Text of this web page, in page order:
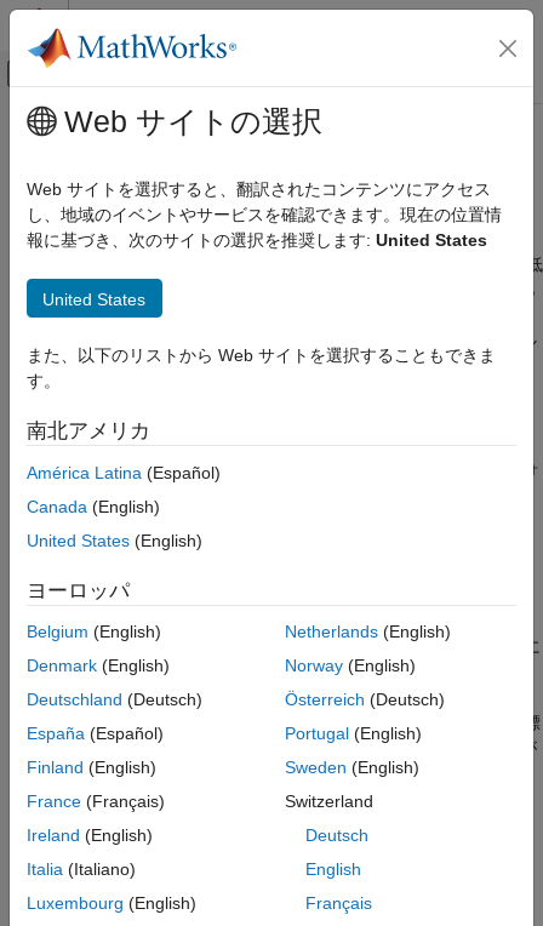
コンテンツへスキップ
オフキャンバス ナビゲーション メ
ドキュメンテーションのホーム
データのインポートと解析
データのインポートとエクスポート
カテゴリ
TCP/IP 通信
Bluetooth 通信
Bluetooth Low Energy での通信
ハードウェア ボードとキット
カメラとモバイル検出
ドローン
メインコンテンツ
Bluetooth Low Energy での通信
Bluetooth ®Low Energy 周辺デバイスからの読み取りと、そこへ
の書き込み
Bluetooth Low Energy (旧名 Bluetooth Smart) は、Bluetooth を低
電力の周辺デバイスで使用する無線通信プロトコルです。これら
の周辺デバイスには、フィットネス トラッカー、ヘルス モニタ
ー、およびスマートウォッチや無線ヘッドホンなどのパーソナル
電子機器が含まれます。Bluetooth Low Energy 通信のサポート
は、MATLAB
す。
Bluetooth Low Energy インターフェイスは、以下のプラットフォ
macOS10.13 High Sierra 以降
Windows
Bluetooth Low Energy をサポートする周辺デバイスに接続するに
は、コンピューターに内蔵または外付けの Bluetooth 4.0 アダプ
ターが備わっている必要があります。デバイスへの接続後、
MATLAB を使用してデータの読み取りや書き込みを行います。標
準とカスタム両方のサービス、特性、および記述子を扱うことが
できます。
BluetoothSIG
Bluetooth 通信システムのシミュレーション、解析、およびテス
Web サイトの選択
Web サイトを選択すると、翻訳されたコンテンツにアクセス
し、地域のイベントやサービスを確認できます。現在の位置情
報に基づき、次のサイトの選択を推奨します: United States
United States
また、以下のリストから Web サイトを選択することもできま
す。
南北アメリカ
América Latina (Español)
Canada (English)
United States (English)
ヨーロッパ
Belgium (English)
Denmark (English)
Deutschland (Deutsch)
España (Español)
Finland (English)
France (Français)
Ireland (English)
Italia (Italiano)
Luxembourg (English)
Netherlands(English)
Norway(English)
Österreich (Deutsch)
Portugal(English)
Sweden (English)
Switzerland
Deutsch
English
Français